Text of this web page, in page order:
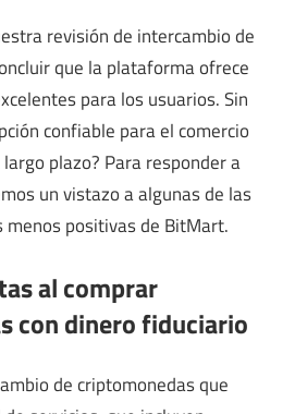
revisión de intercambio de
que la plataforma ofrece
para los usuarios. Sin
confiable para el comercio
plazo? Para responder a
un vistazo a algunas de las
menos positivas de BitMart.
al comprar
con dinero fiduciario
de criptomonedas que